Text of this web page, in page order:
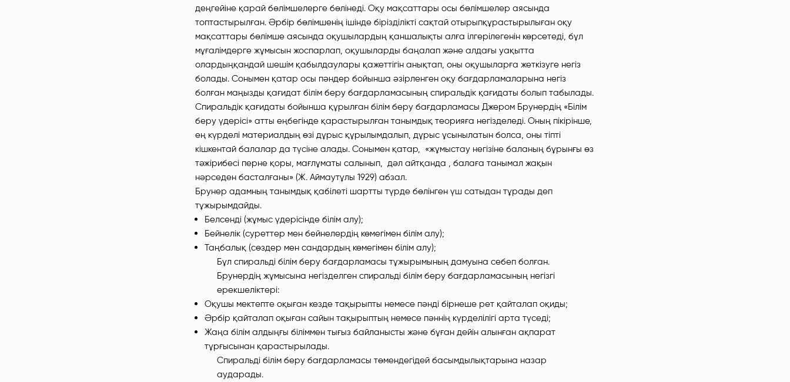
деңгейіне қарай бөлімшелерге бөлінеді. Оқу мақсаттары осы бөлімшелер аясында
топтастырылған. Әрбір бөлімшенің ішінде бірізділікті сақтай отырыпқұрастырылыған оқу
мақсаттары бөлімше аясында оқушылардың қаншалықты алға ілгерілегенін көрсетеді, бұл
мұғалімдерге жұмысын жоспарлап, оқушыларды баңалап және алдағы уақытта
олардыңқандай шешім қабылдаулары қажеттігін анықтап, оны оқушыларға жеткізуге негіз
болады. Сонымен қатар осы пәндер бойынша әзірленген оқу бағдарламаларына негіз
болған маңызды қағидат білім беру бағдарламасының спиральдік қағидаты болып табылады.
Спиральдік қағидаты бойынша құрылған білім беру бағдарламасы Джером Брунердің «Білім
беру үдерісі» атты еңбегінде қарастырылған танымдық теорияға негізделеді. Оның пікірінше,
ең күрделі материалдың өзі дұрыс құрылымдалып, дұрыс ұсынылатын болса, оны тіпті
кішкентай балалар да түсіне алады. Сонымен қатар, «жұмыстау негізіне баланың бұрынғы өз
тәжірибесі перне қоры, мағлұматы салынып, дәл айтқанда , балаға танымал жақын
нәрседен басталғаны» (Ж. Аймаутұлы 1929) абзал.
Брунер адамның танымдық қабілеті шартты түрде бөлінген үш сатыдан тұрады деп
тұжырымдайды.
Белсенді (жұмыс үдерісінде білім алу);
Бейнелік (суреттер мен бейнелердің көмегімен білім алу);
Таңбалық (сөздер мен сандардың көмегімен білім алу);
Бұл спиральді білім беру бағдарламасы тұжырымының дамуына себеп болған.
Брунердің жұмысына негізделген спиральді білім беру бағдарламасының негізгі
ерекшеліктері:
Оқушы мектепте оқыған кезде тақырыпты немесе пәнді бірнеше рет қайталап оқиды;
Әрбір қайталап оқыған сайын тақырыптың немесе пәннің күрделілігі арта түседі;
Жаңа білім алдыңғы біліммен тығыз байланысты және бұған дейін алынған ақпарат
тұрғысынан қарастырылады.
Спиральді білім беру бағдарламасы төмендегідей басымдылықтарына назар
аударады.